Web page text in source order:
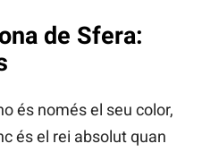
de Sfera:
és només el seu color,
és el rei absolut quan